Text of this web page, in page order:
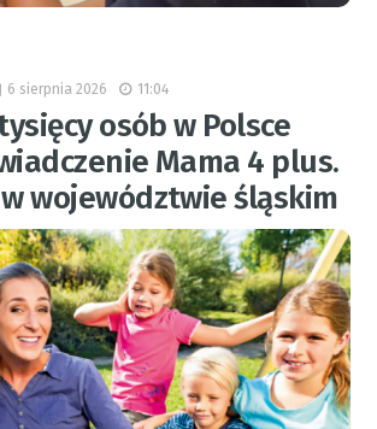
6 sierpnia 2026 11:04
osób w Polsce
Mama 4 plus.
województwie śląskim